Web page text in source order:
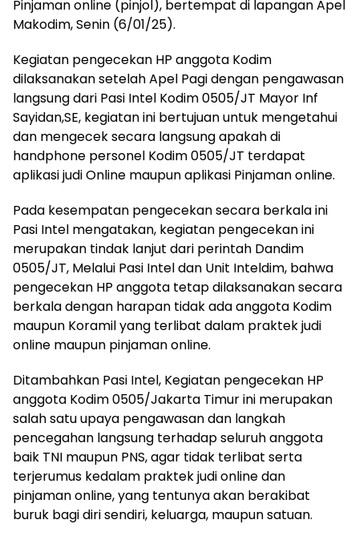
Pinjaman online (pinjol), bertempat di lapangan Apel
Makodim, Senin (6/01/25).
Kegiatan pengecekan HP anggota Kodim
dilaksanakan setelah Apel Pagi dengan pengawasan
langsung dari Pasi Intel Kodim 0505/JT Mayor Inf
Sayidan,SE, kegiatan ini bertujuan untuk mengetahui
dan mengecek secara langsung apakah di
handphone personel Kodim 0505/JT terdapat
aplikasi judi Online maupun aplikasi Pinjaman online.
Pada kesempatan pengecekan secara berkala ini
Pasi Intel mengatakan, kegiatan pengecekan ini
merupakan tindak lanjut dari perintah Dandim
0505/JT, Melalui Pasi Intel dan Unit Inteldim, bahwa
pengecekan HP anggota tetap dilaksanakan secara
berkala dengan harapan tidak ada anggota Kodim
maupun Koramil yang terlibat dalam praktek judi
online maupun pinjaman online.
Ditambahkan Pasi Intel, Kegiatan pengecekan HP
anggota Kodim 0505/Jakarta Timur ini merupakan
salah satu upaya pengawasan dan langkah
pencegahan langsung terhadap seluruh anggota
baik TNI maupun PNS, agar tidak terlibat serta
terjerumus kedalam praktek judi online dan
pinjaman online, yang tentunya akan berakibat
buruk bagi diri sendiri, keluarga, maupun satuan.